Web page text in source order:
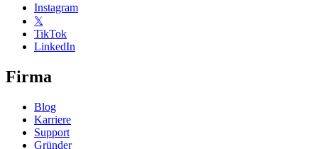
Instagram
𝕏
TikTok
LinkedIn
Firma
Blog
Karriere
Support
Gründer